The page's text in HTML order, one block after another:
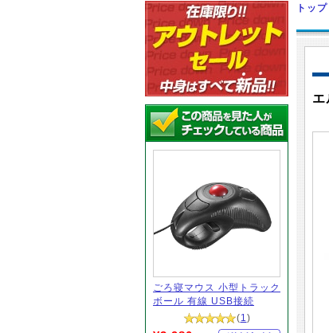
ごろ寝マウス 小型トラック
ボール 有線 USB接続
(1 )
トップ